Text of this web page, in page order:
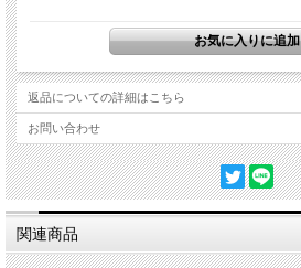
返品についての詳細はこちら
お問い合わせ
関連商品